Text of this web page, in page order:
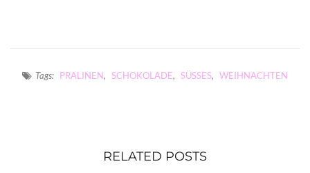
Tags: PRALINEN, SCHOKOLADE, SÜSSES , WEIHNACHTEN
RELATED POSTS